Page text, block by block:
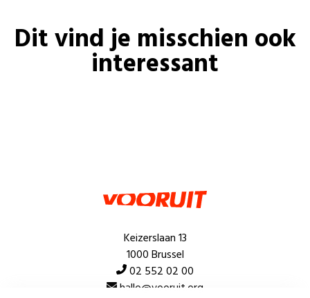
Dit vind je misschien ook
interessant
Keizerslaan 13
1000 Brussel
02 552 02 00
hallo@vooruit.org